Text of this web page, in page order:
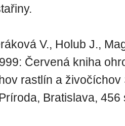
V., Holub J.,
Červená kniha
rastlín a živočíchov
Bratislava, 456